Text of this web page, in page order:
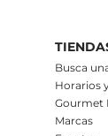
Busca
Horarios
Gourmet
Marcas